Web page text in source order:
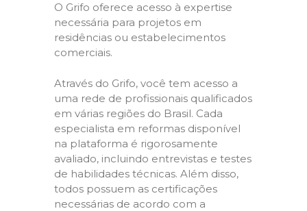
O Grifo oferece acesso à expertise
necessária para projetos em
residências ou estabelecimentos
comerciais.
Através do Grifo, você tem acesso a
uma rede de profissionais qualificados
em várias regiões do Brasil. Cada
especialista em reformas disponível
na plataforma é rigorosamente
avaliado, incluindo entrevistas e testes
de habilidades técnicas. Além disso,
todos possuem as certificações
necessárias de acordo com a